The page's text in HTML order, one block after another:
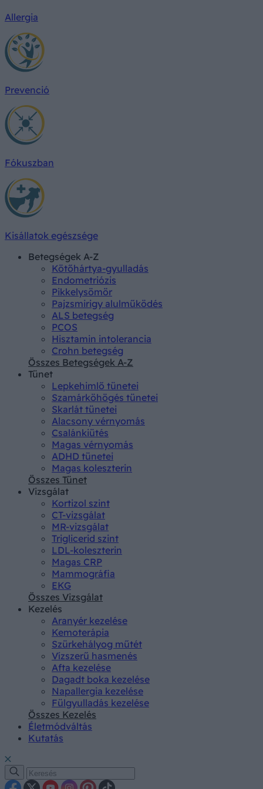
Allergia
Prevenció
Fókuszban
Kisállatok egészsége
Betegségek A-Z
Kötőhártya-gyulladás
Endometriózis
Pikkelysömör
Pajzsmirigy alulműködés
ALS betegség
PCOS
Hisztamin intolerancia
Crohn betegség
Összes Betegségek A-Z
Tünet
Lepkehimlő tünetei
Szamárköhögés tünetei
Skarlát tünetei
Alacsony vérnyomás
Csalánkiütés
Magas vérnyomás
ADHD tünetei
Magas koleszterin
Összes Tünet
Vizsgálat
Kortizol szint
CT-vizsgálat
MR-vizsgálat
Triglicerid szint
LDL-koleszterin
Magas CRP
Mammográfia
EKG
Összes Vizsgálat
Kezelés
Aranyér kezelése
Kemoterápia
Szürkehályog műtét
Vízszerű hasmenés
Afta kezelése
Dagadt boka kezelése
Napallergia kezelése
Fülgyulladás kezelése
Összes Kezelés
Életmódváltás
Kutatás